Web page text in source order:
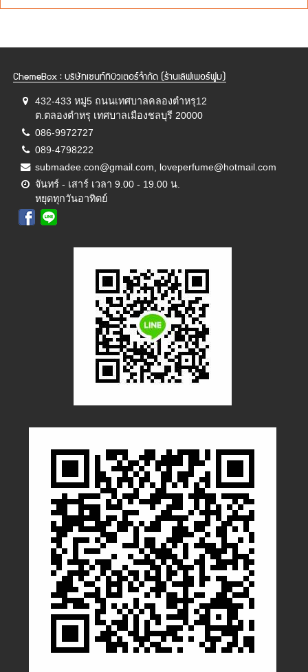
ChemeBox : บริษัทเซนท์ทิบิวเตอร์จำกัด (ร้านเลิฟเพอร์ฟูม)
432-433 หมู่5 ถนนเทศบาลคลองตำหรุ12
ต.ตลองตำหรุ เทศบาลเมืองชลบุรี 20000
086-9972727
089-4798222
submadee.con@gmail.com, loveperfume@hotmail.com
จันทร์ - เสาร์ เวลา 9.00 - 19.00 น.
หยุดทุกวันอาทิตย์